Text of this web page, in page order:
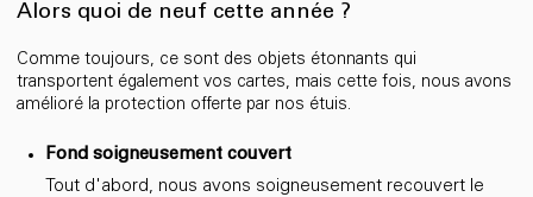
Alors quoi de neuf cette année ?
Comme toujours, ce sont des objets étonnants qui
transportent également vos cartes, mais cette fois, nous avons
amélioré la protection offerte par nos étuis.
Fond soigneusement couvert
Tout d'abord, nous avons soigneusement recouvert le